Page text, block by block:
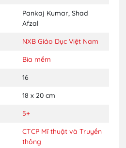
Pankaj Kumar Shad
Afzal
NXB Giáo Dục Việt Nam
Bìa mềm
16
18 x 20 cm
5+
CTCP Mĩ thuật và Truyền
thông